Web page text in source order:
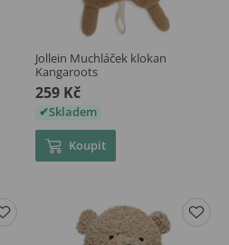
Jollein Muchláček klokan
Kangaroots
259 Kč
Skladem
Koupit